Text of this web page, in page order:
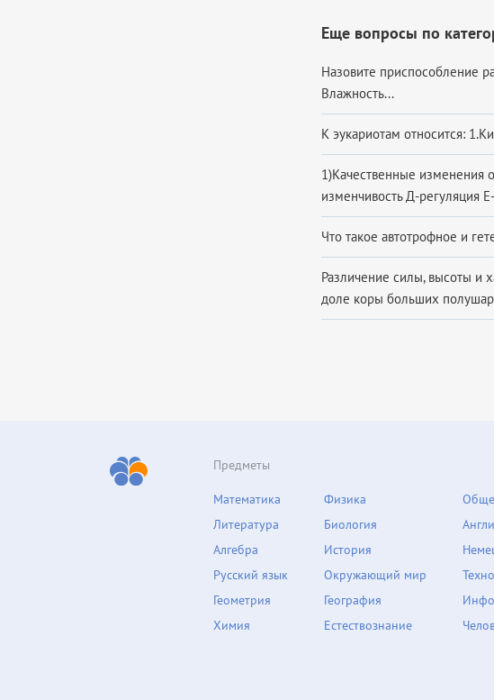
Еще вопросы по
Назовите приспособление
Влажность...
К эукариотам относится:
1)Качественные изменения
изменчивость Д-регуляция
Что такое автотрофное и
Различение силы, высоты и
доле коры больших
Предметы
Математика
Литература
Алгебра
Русский язык
Геометрия
Химия
Физика
Биология
История
Окружающий мир
География
Естествознание